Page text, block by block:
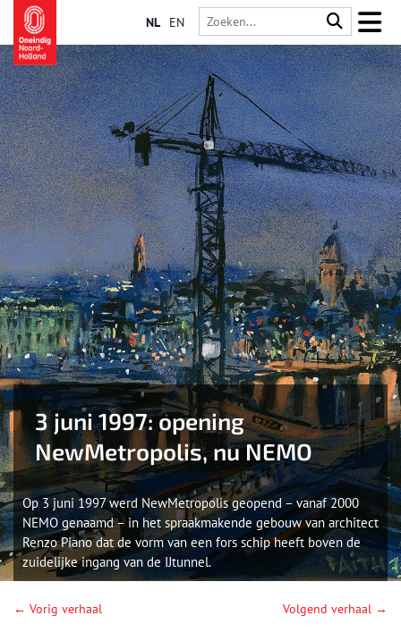
NL EN
3 juni 1997: opening
NewMetropolis, nu NEMO
Op 3 juni 1997 werd NewMetropolis geopend – vanaf 2000
NEMO genaamd – in het spraakmakende gebouw van architect
Renzo Piano dat de vorm van een fors schip heeft boven de
zuidelijke ingang van de IJtunnel.
← Vorig verhaal Volgend verhaal →